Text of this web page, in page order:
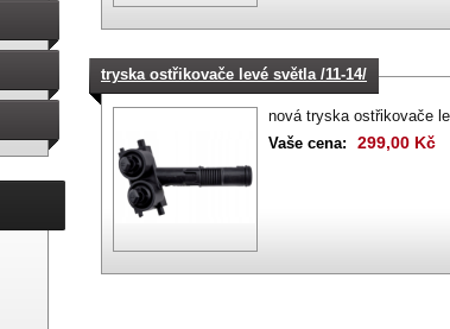
tryska ostřikovače levé světla /11-14/
nová tryska ostřikovače
Vaše cena:
299,00 Kč